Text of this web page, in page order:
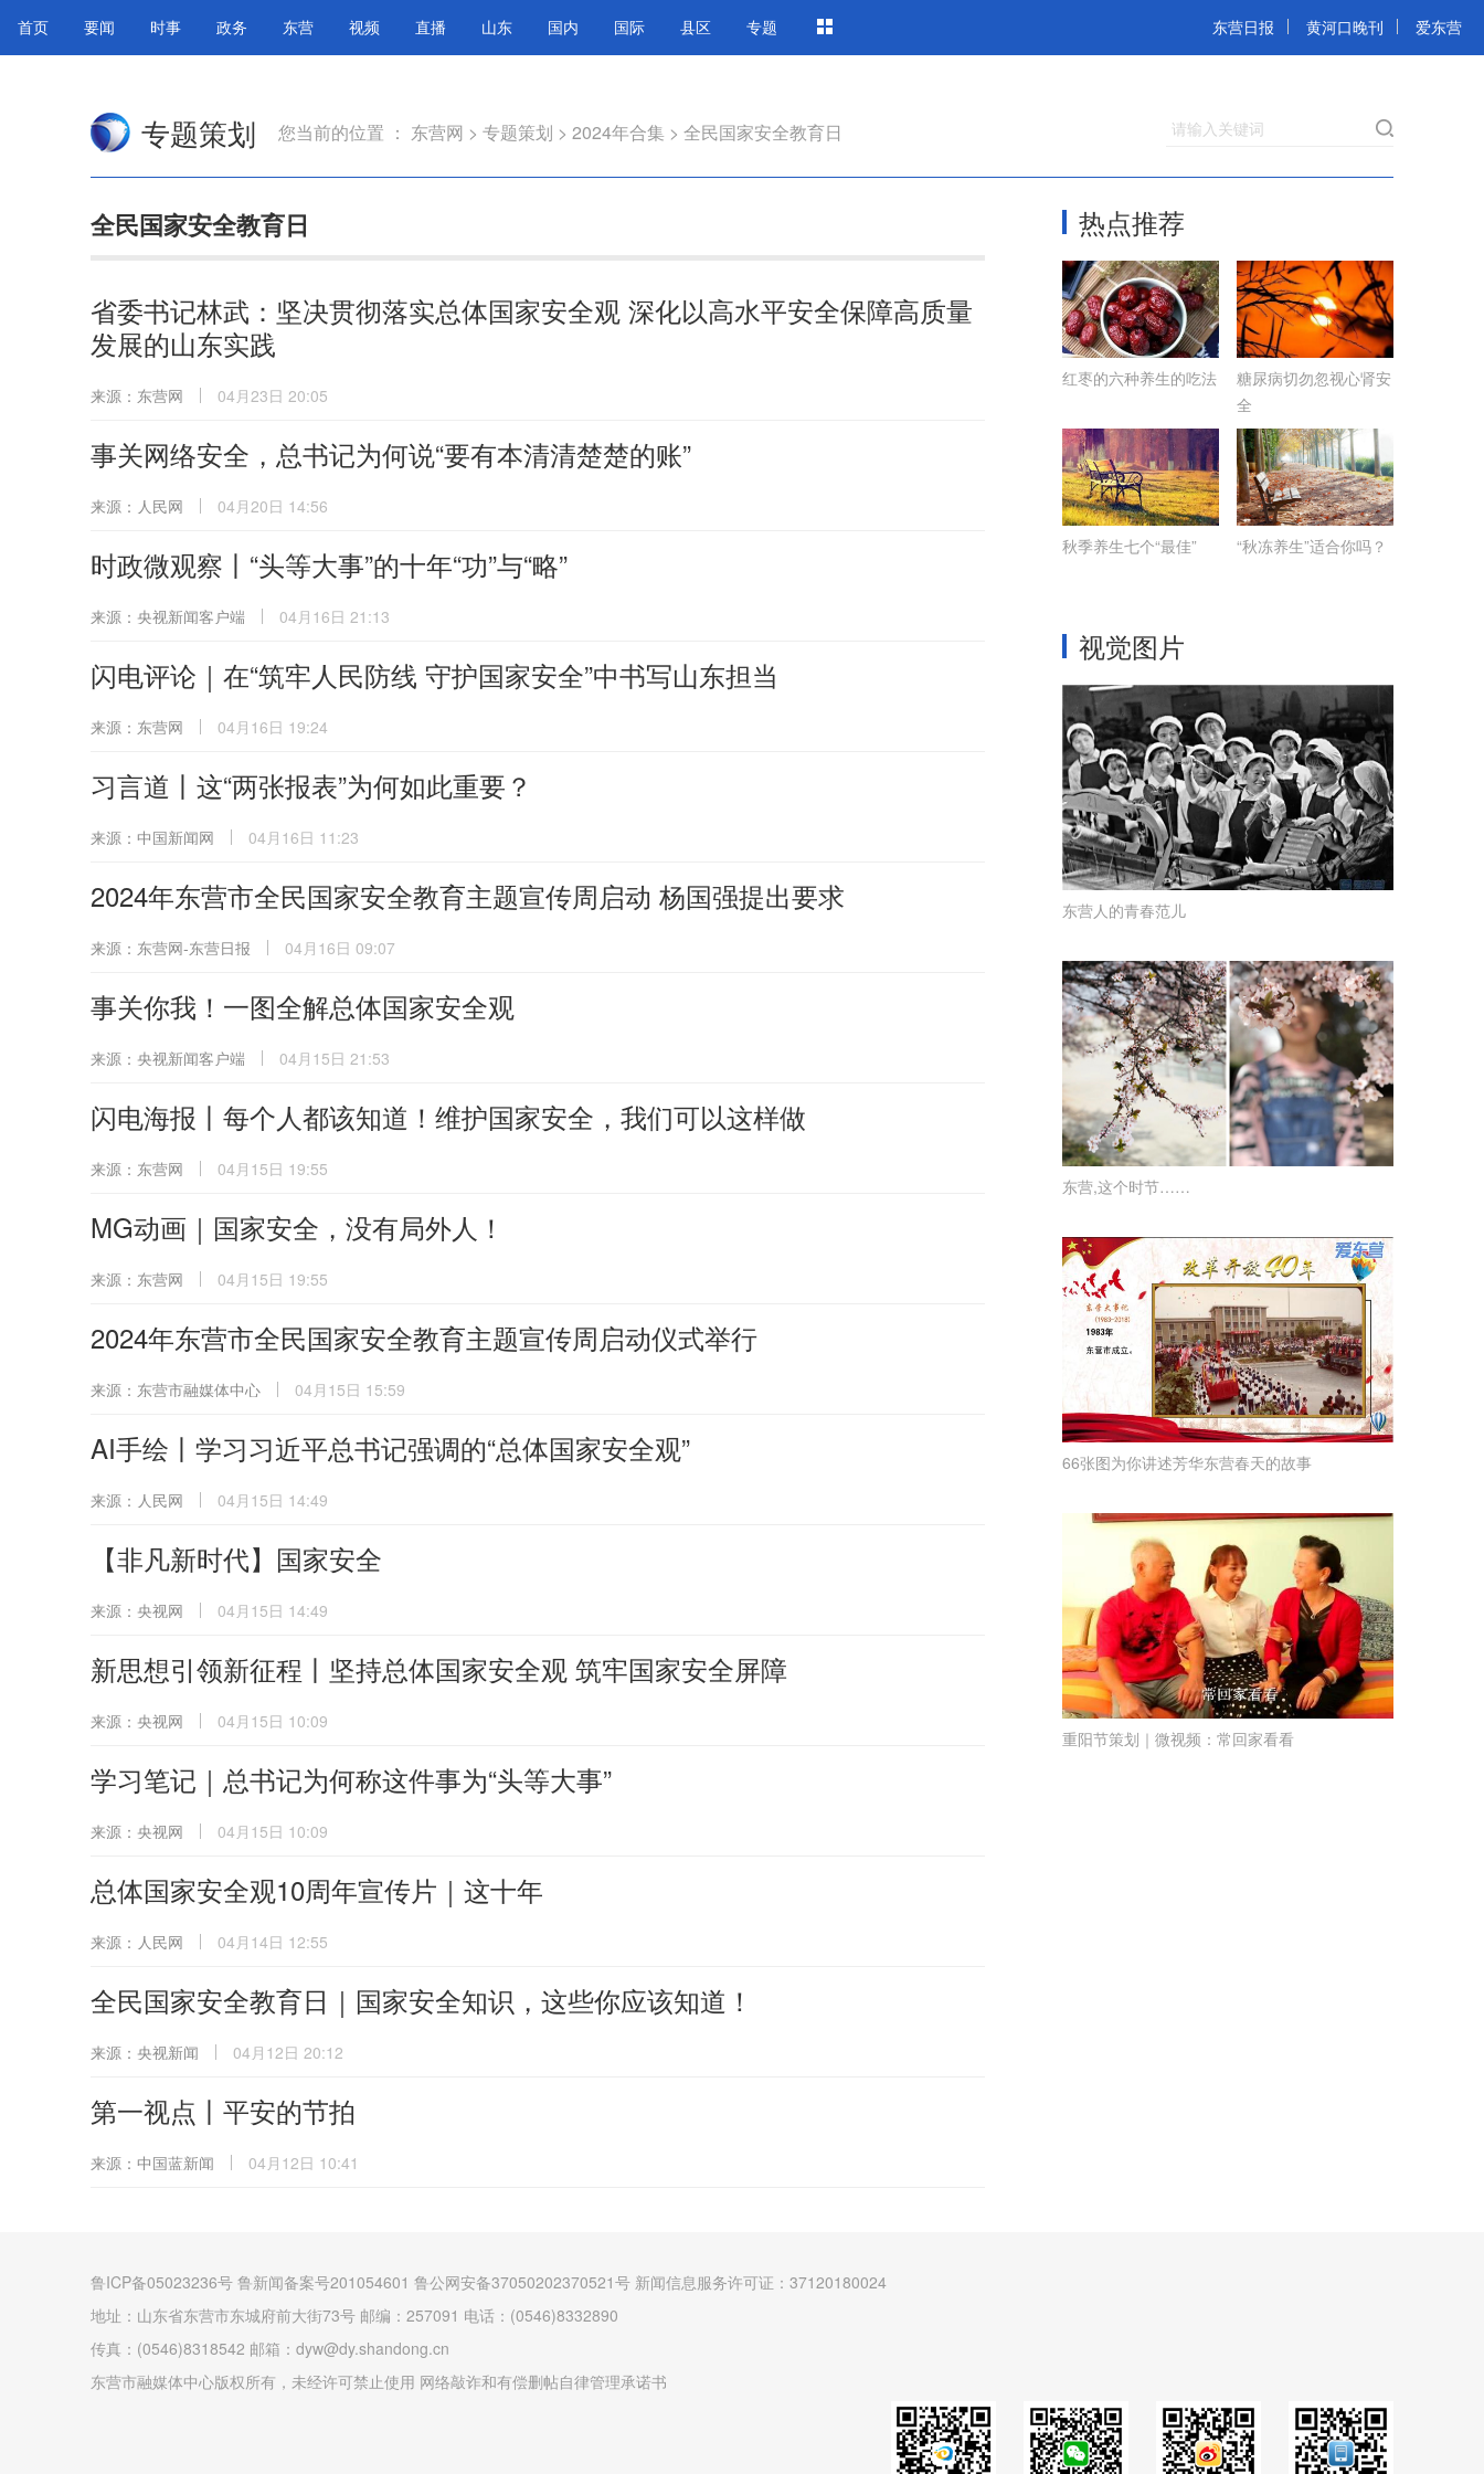
首页 要闻 时事 政务 东营 视频 直播 山东 国内 国际 县区 专题 东营日报 黄河口晚刊 爱东营
专题策划 您当前的位置 ： 东营网 > 专题策划 > 2024年合集 > 全民国家安全教育日 请输入关键词
全民国家安全教育日
省委书记林武：坚决贯彻落实总体国家安全观 深化以高水平安全保障高质量
发展的山东实践
来源：东营网 04月23日 20:05
事关网络安全，总书记为何说“要有本清清楚楚的账”
来源：人民网 04月20日 14:56
时政微观察丨“头等大事”的十年“功”与“略”
来源：央视新闻客户端 04月16日 21:13
闪电评论｜在“筑牢人民防线 守护国家安全”中书写山东担当
来源：东营网 04月16日 19:24
习言道丨这“两张报表”为何如此重要？
来源：中国新闻网 04月16日 11:23
2024年东营市全民国家安全教育主题宣传周启动 杨国强提出要求
来源：东营网-东营日报 04月16日 09:07
事关你我！一图全解总体国家安全观
来源：央视新闻客户端 04月15日 21:53
闪电海报丨每个人都该知道！维护国家安全，我们可以这样做
来源：东营网 04月15日 19:55
MG动画｜国家安全，没有局外人！
来源：东营网 04月15日 19:55
2024年东营市全民国家安全教育主题宣传周启动仪式举行
来源：东营市融媒体中心 04月15日 15:59
AI手绘丨学习习近平总书记强调的“总体国家安全观”
来源：人民网 04月15日 14:49
【非凡新时代】国家安全
来源：央视网 04月15日 14:49
新思想引领新征程丨坚持总体国家安全观 筑牢国家安全屏障
来源：央视网 04月15日 10:09
学习笔记｜总书记为何称这件事为“头等大事”
来源：央视网 04月15日 10:09
总体国家安全观10周年宣传片｜这十年
来源：人民网 04月14日 12:55
全民国家安全教育日｜国家安全知识，这些你应该知道！
来源：央视新闻 04月12日 20:12
第一视点丨平安的节拍
来源：中国蓝新闻 04月12日 10:41
热点推荐
红枣的六种养生的吃法
糖尿病切勿忽视心肾安
全
秋季养生七个“最佳” “秋冻养生”适合你吗？
视觉图片
东营人的青春范儿
东营,这个时节……
66张图为你讲述芳华东营春天的故事
重阳节策划｜微视频：常回家看看
鲁ICP备05023236号 鲁新闻备案号201054601 鲁公网安备37050202370521号 新闻信息服务许可证：37120180024
地址：山东省东营市东城府前大街73号 邮编：257091 电话：(0546)8332890
传真：(0546)8318542 邮箱：dyw@dy.shandong.cn
东营市融媒体中心版权所有，未经许可禁止使用 网络敲诈和有偿删帖自律管理承诺书